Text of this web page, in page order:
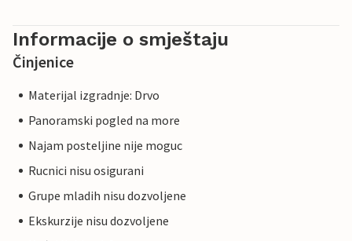
Informacije o smještaju
Činjenice
Materijal izgradnje: Drvo
Panoramski pogled na more
Najam posteljine nije moguc
Rucnici nisu osigurani
Grupe mladih nisu dozvoljene
Ekskurzije nisu dozvoljene